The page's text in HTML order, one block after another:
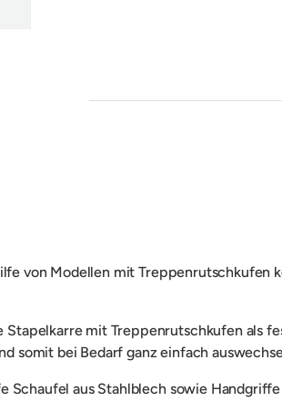
von Modellen mit Treppenrutschkufen
mit Treppenrutschkufen als
somit bei Bedarf ganz einfach
aus Stahlblech sowie